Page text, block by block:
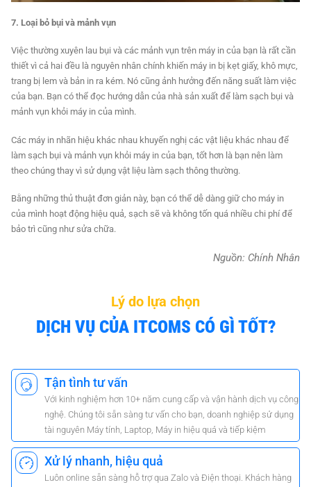
7. Loại bỏ bụi và mảnh vụn
Việc thường xuyên lau bụi và các mảnh vụn trên máy in của bạn là rất cần
thiết vì cả hai đều là nguyên nhân chính khiến máy in bị kẹt giấy, khô mực,
trang bị lem và bản in ra kém. Nó cũng ảnh hưởng đến năng suất làm việc
của bạn. Bạn có thể đọc hướng dẫn của nhà sản xuất để làm sạch bụi và
mảnh vụn khỏi máy in của mình.
Các máy in nhãn hiệu khác nhau khuyến nghị các vật liệu khác nhau để
làm sạch bụi và mảnh vụn khỏi máy in của bạn, tốt hơn là bạn nên làm
theo chúng thay vì sử dụng vật liệu làm sạch thông thường.
Bằng những thủ thuật đơn giản này, bạn có thể dễ dàng giữ cho máy in
của mình hoạt động hiệu quả, sạch sẽ và không tốn quá nhiều chi phí để
bảo trì cũng như sửa chữa.
Nguồn: Chính Nhân
Lý do lựa chọn
DỊCH VỤ CỦA ITCOMS CÓ GÌ TỐT?
Tận tình tư vấn
Với kinh nghiệm hơn 10+ năm cung cấp và vận hành dịch vụ công
nghệ. Chúng tôi sẵn sàng tư vấn cho bạn, doanh nghiệp sử dụng
tài nguyên Máy tính, Laptop, Máy in hiệu quả và tiếp kiệm
Xử lý nhanh, hiệu quả
Luôn online sẵn sàng hỗ trợ qua Zalo và Điện thoại. Khách hàng